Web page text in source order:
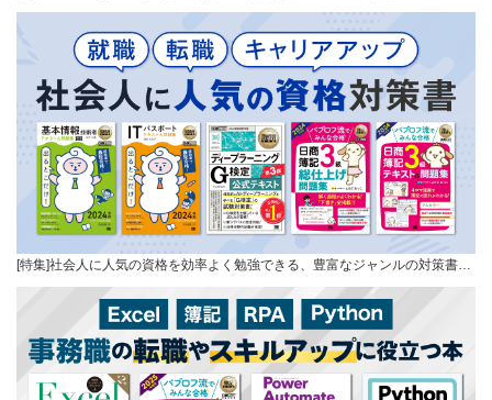
[特集]社会人に人気の資格を効率よく勉強できる、豊富なジャンルの対策書…